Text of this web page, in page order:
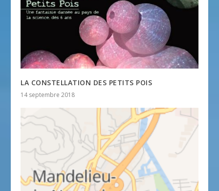
LA CONSTELLATION DES PETITS POIS
14 septembre 2018